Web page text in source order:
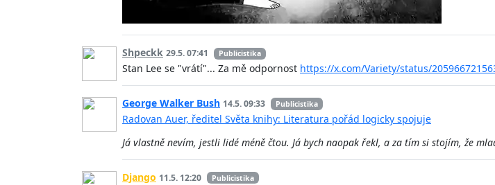
Shpeckk 29.5. 07:41 Publicistika
Stan Lee se "vrátí"... Za mě odpornost https://x.com/Variety/status/
George Walker Bush 14.5. 09:33 Publicistika
Radovan Auer, ředitel Světa knihy: Literatura pořád logicky spojuje
Já vlastně nevím, jestli lidé méně čtou. Já bych naopak řekl, a za tím si stojím, že
Django 11.5. 12:20 Publicistika